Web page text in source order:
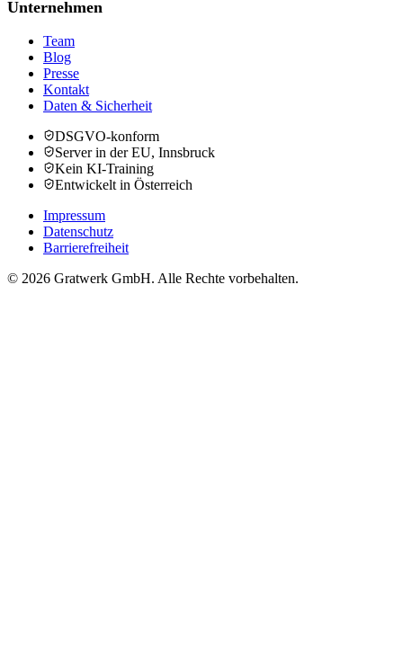
Unternehmen
Team
Blog
Presse
Kontakt
Daten & Sicherheit
DSGVO-konform
Server in der EU, Innsbruck
Kein KI-Training
Entwickelt in Österreich
Impressum
Datenschutz
Barrierefreiheit
© 2026 Gratwerk GmbH. Alle Rechte vorbehalten.